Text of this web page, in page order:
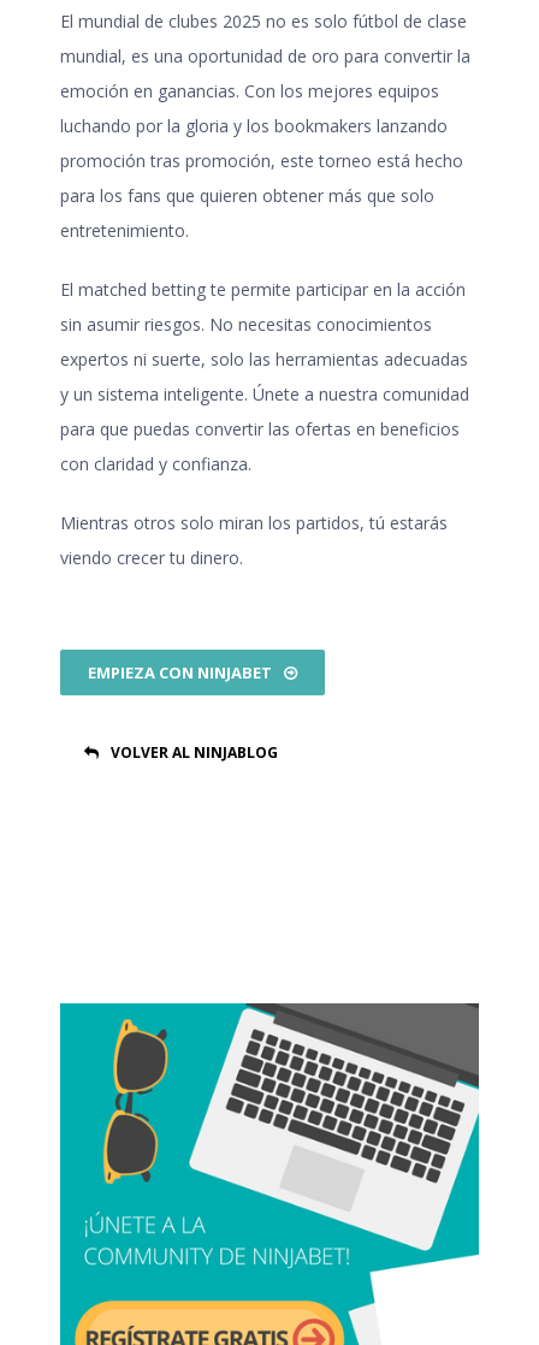
El mundial de clubes 2025 no es solo fútbol de clase
mundial, es una oportunidad de oro para convertir la
emoción en ganancias. Con los mejores equipos
luchando por la gloria y los bookmakers lanzando
promoción tras promoción, este torneo está hecho
para los fans que quieren obtener más que solo
entretenimiento.
El matched betting te permite participar en la acción
sin asumir riesgos. No necesitas conocimientos
expertos ni suerte, solo las herramientas adecuadas
y un sistema inteligente. Únete a nuestra comunidad
para que puedas convertir las ofertas en beneficios
con claridad y confianza.
Mientras otros solo miran los partidos, tú estarás
viendo crecer tu dinero.
EMPIEZA CON NINJABET
VOLVER AL NINJABLOG